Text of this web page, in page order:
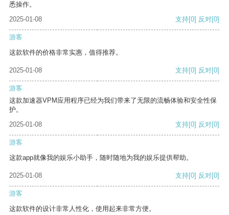
悉操作。
2025-01-08
支持[0] 反对[0]
游客
这款软件的价格非常实惠，值得推荐。
2025-01-08 支持[0] 反对[0]
游客
这款加速器VPM应用程序已经为我们带来了无限的流畅体验和安全性保
护。
2025-01-08
支持[0] 反对[0]
游客
这款app就像我的娱乐小助手，随时随地为我的娱乐提供帮助。
2025-01-08 支持[0] 反对[0]
游客
这款软件的设计非常人性化，使用起来非常方便。